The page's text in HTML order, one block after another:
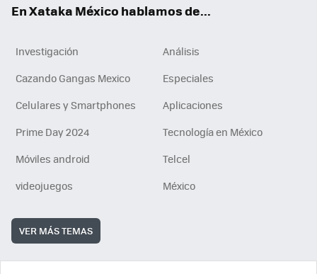
En Xataka México hablamos de...
Investigación
Análisis
Cazando Gangas Mexico
Especiales
Celulares y Smartphones
Aplicaciones
Prime Day 2024
Tecnología en México
Móviles android
Telcel
videojuegos
México
VER MÁS TEMAS